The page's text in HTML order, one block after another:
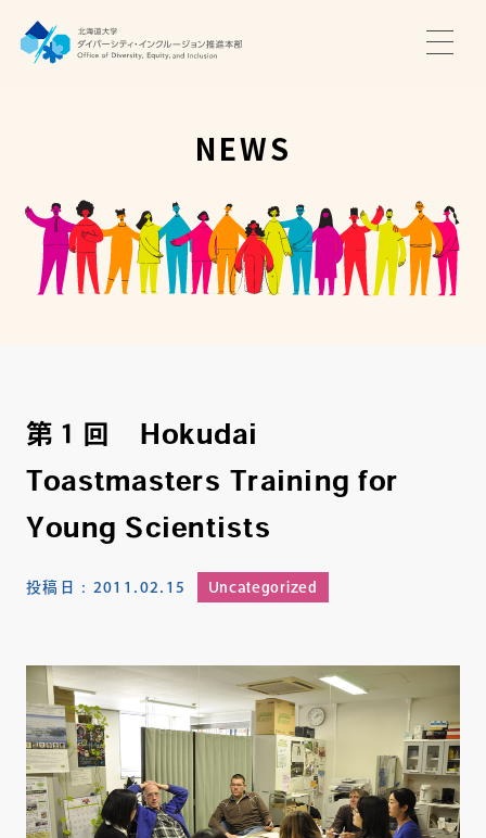
推進本部について
アクセス・お問い合わせ
NEWS
第１回 Hokudai
Toastmasters Training for
Young Scientists
投稿日： 2011.02.15 Uncategorized